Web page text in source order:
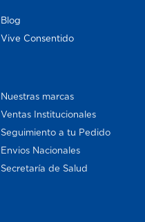
Blog
Vive Consentido
Nuestras marcas
Ventas Institucionales
Seguimiento a tu Pedido
Envios Nacionales
Secretaría de Salud